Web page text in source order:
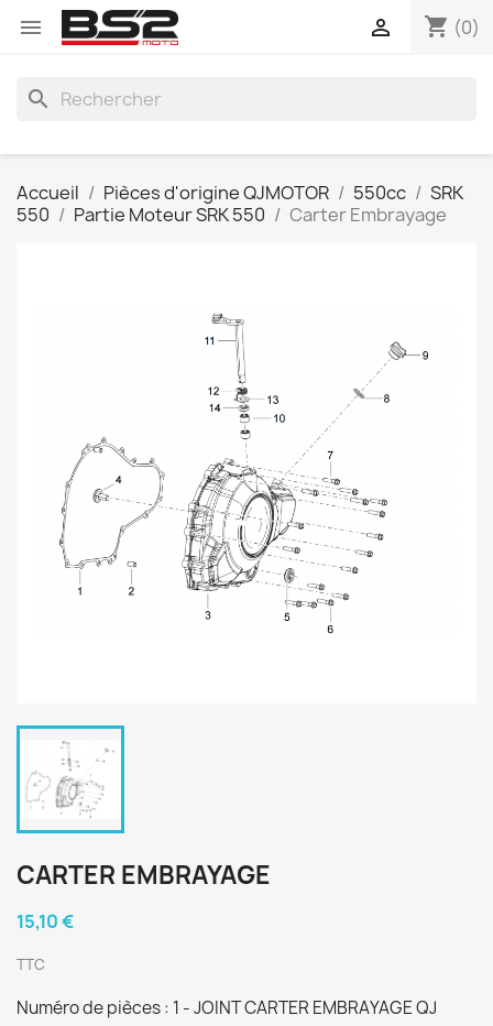
 shopping_cart (0)

search
Accueil Pièces d'origine QJMOTOR 550cc
SRK
550
Partie Moteur SRK 550 Carter Embrayage
CARTER EMBRAYAGE
15,10 €
TTC
Numéro de pièces : 1 - JOINT CARTER EMBRAYAGE QJ